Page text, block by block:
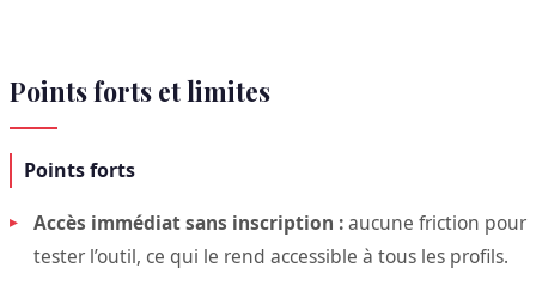
Points forts et limites
Points forts
Accès immédiat sans inscription :aucune friction pour
tester l’outil, ce qui le rend accessible à tous les profils.